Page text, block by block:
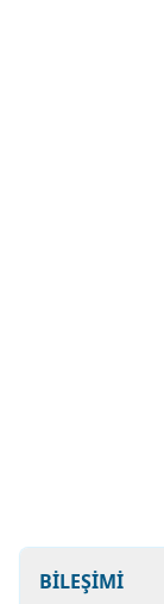
BİLEŞİMİ